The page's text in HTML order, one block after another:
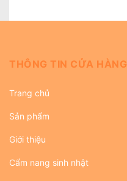
THÔNG TIN CỬA HÀNG
Trang chủ
Sản phẩm
Giới thiệu
Cẩm nang sinh nhật